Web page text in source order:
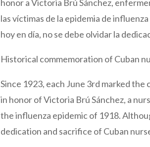
honor a Victoria Brú Sánchez,
las víctimas de la epidemia de
hoy en día, no se debe olvidar la
Historical commemoration of Cuban
Since 1923, each June 3rd marked
in honor of Victoria Brú Sánchez, a
the influenza epidemic of 1918.
dedication and sacrifice of Cuban